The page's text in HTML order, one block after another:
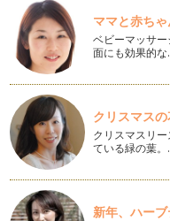
☆キッズパーティのアイ
この連載の最初に書いた
の誕生日〜」について書
キッズパーティのアイデ
５月５日は「こどもの日
兜」と「鯉のぼり」を飾
キッズパーティのアイデ
４月からスタートした子
「Kid…
ママと赤ち
ベビーマッサ
面にも効果的
クリスマスの
クリスマスリ
ている緑の葉
新年、ハー